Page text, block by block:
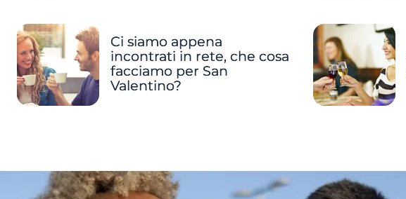
Ci siamo appena
incontrati in rete, che cosa
facciamo per San
Valentino?